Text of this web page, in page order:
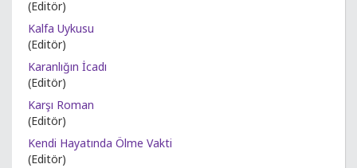
(Editör)
Kalfa Uykusu
(Editör)
Karanlığın İcadı
(Editör)
Karşı Roman
(Editör)
Kendi Hayatında Ölme Vakti
(Editör)